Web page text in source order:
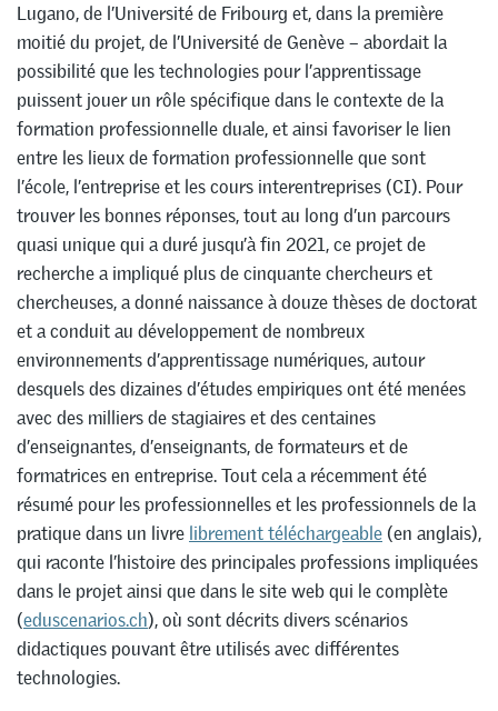
Lugano, de l’Université de Fribourg et, dans la première
moitié du projet, de l’Université de Genève – abordait la
possibilité que les technologies pour l’apprentissage
puissent jouer un rôle spécifique dans le contexte de la
formation professionnelle duale, et ainsi favoriser le lien
entre les lieux de formation professionnelle que sont
l’école, l’entreprise et les cours interentreprises (CI). Pour
trouver les bonnes réponses, tout au long d’un parcours
quasi unique qui a duré jusqu’à fin 2021, ce projet de
recherche a impliqué plus de cinquante chercheurs et
chercheuses, a donné naissance à douze thèses de doctorat
et a conduit au développement de nombreux
environnements d’apprentissage numériques, autour
desquels des dizaines d’études empiriques ont été menées
avec des milliers de stagiaires et des centaines
d’enseignantes, d’enseignants, de formateurs et de
formatrices en entreprise. Tout cela a récemment été
résumé pour les professionnelles et les professionnels de la
pratique dans un livre librement téléchargeable (en anglais),
qui raconte l’histoire des principales professions impliquées
dans le projet ainsi que dans le site web qui le complète
(eduscenarios.ch), où sont décrits divers scénarios
didactiques pouvant être utilisés avec différentes
technologies.